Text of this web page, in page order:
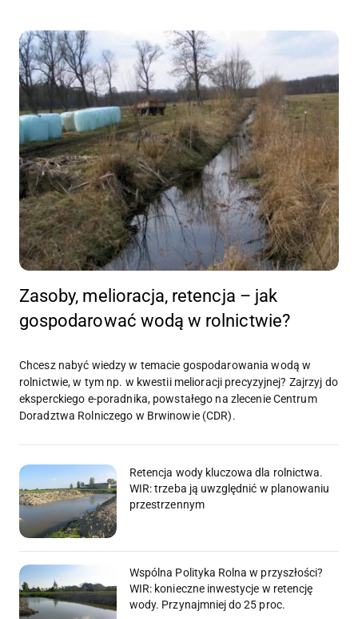
Zasoby, melioracja, retencja – jak
gospodarować wodą w rolnictwie?
Chcesz nabyć wiedzy w temacie gospodarowania wodą w
rolnictwie, w tym np. w kwestii melioracji precyzyjnej? Zajrzyj do
eksperckiego e-poradnika, powstałego na zlecenie Centrum
Doradztwa Rolniczego w Brwinowie (CDR).
Retencja wody kluczowa dla rolnictwa.
WIR: trzeba ją uwzględnić w planowaniu
przestrzennym
Wspólna Polityka Rolna w przyszłości?
WIR: konieczne inwestycje w retencję
wody. Przynajmniej do 25 proc.